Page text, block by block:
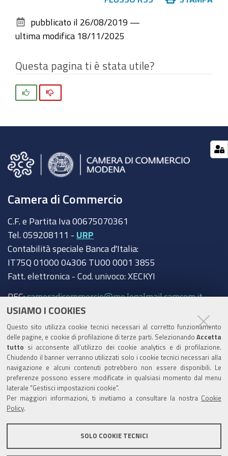
USIAMO I COOKIES
Questo sito utilizza cookie tecnici necessari al corretto funzionamento
delle pagine, e cookie di profilazione di terze parti. Selezionando Accetta
tutto si acconsente all’utilizzo dei cookie analytics e di profilazione.
Chiudendo il banner verranno utilizzati solo i cookie tecnici necessari alla
navigazione e alcuni contenuti potrebbero non essere disponibili. Le
preferenze possono essere modificate in qualsiasi momento dal menu
laterale "Gestisci impostazioni cookie".
Per maggiori informazioni, ti invitiamo a consultare la nostra Cookie
Policy
SOLO COOKIE TECNICI
documento
pubblicato il 26/08/2019 —
ultima modifica 18/11/2025
Questa pagina ti è stata utile?
Camera di Commercio
C.F. e Partita Iva 00675070361
Tel. 059208111 - URP
Contabilità speciale Banca d'Italia:
IT75Q 01000 04306 TU00 0001 3855
Fatt. elettronica - Cod. univoco: XECKYI
PEC:cameradicommercio@mo.legalmail.camcom.it
Trasparenza
Amministrazione trasparente
Albo Camerale
Pubblicità Legale
Area riservata Amministratori